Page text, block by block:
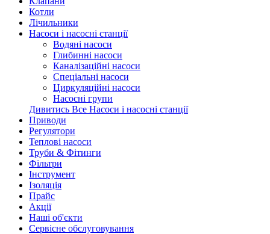
Котли
Лічильники
Насоси і насосні станції
Водяні насоси
Глибинні насоси
Каналізаційні насоси
Спеціальні насоси
Циркуляційні насоси
Насосні групи
Дивитись Все Насоси і насосні станції
Приводи
Регулятори
Теплові насоси
Труби & Фітинги
Фільтри
Інструмент
Ізоляція
Прайс
Акції
Наші об'єкти
Сервісне обслуговування